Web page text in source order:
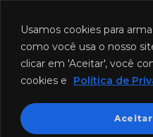
Usamos cookies para
como você usa o nosso
clicar em 'Aceitar', você
cookies e
Política de